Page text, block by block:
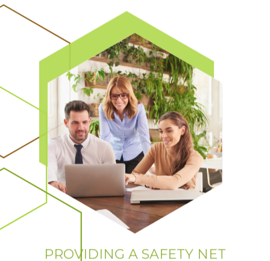
PROVIDING A SAFETY NET